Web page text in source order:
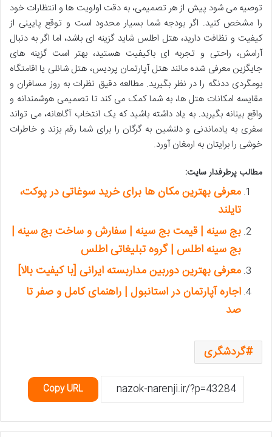
توصیه می شود پیش از هر تصمیمی، به دقت اولویت ها و انتظارات خود
را مشخص کنید. اگر بودجه شما بسیار محدود است و توقع پایینی از
کیفیت و نظافت دارید، هتل اطلس شاید گزینه ای باشد، اما اگر به دنبال
آرامش، راحتی و تجربه ای باکیفیت هستید، بهتر است گزینه های
جایگزین معرفی شده مانند هتل آپارتمان پردیس، هتل شانلی یا اقامتگاه
بومگردی ددنگه را در نظر بگیرید. مطالعه دقیق نظرات به روز مسافران و
مقایسه امکانات هتل ها، به شما کمک می کند تا تصمیمی هوشمندانه و
واقع بینانه بگیرید. به یاد داشته باشید که یک انتخاب آگاهانه، می تواند
سفری به یادماندنی و دلنشین به گرگان را برای شما رقم بزند و خاطرات
خوشی را برایتان به ارمغان آورد.
مطالب پرطرفدار سایت:
معرفی بهترین مکان ها برای خرید سوغاتی در پوکت،
تایلند
بج سینه | قیمت بج سینه | سفارش و ساخت بج سینه |
بج سینه اطلس | گروه تبلیغاتی اطلس
معرفی بهترین دوربین مداربسته ایرانی [با کیفیت بالا]
اجاره آپارتمان در استانبول | راهنمای کامل و صفر تا
صد
گردشگری
Copy URL